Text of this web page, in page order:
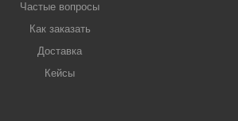
Частые вопросы
Как заказать
Доставка
Кейсы